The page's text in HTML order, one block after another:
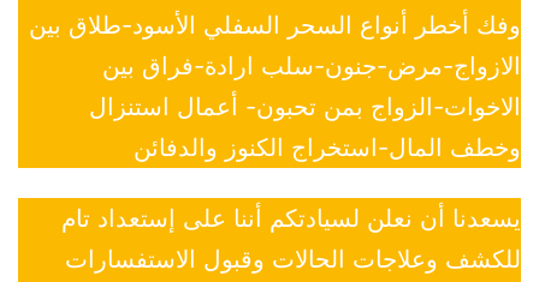
وفك أخطر أنواع السحر السفلي الأسود-طلاق بين
الازواج-مرض-جنون-سلب ارادة-فراق بين
الاخوات-الزواج بمن تحبون- أعمال استنزال
وخطف المال-استخراج الكنوز والدفائن
يسعدنا أن نعلن لسيادتكم أننا على إستعداد تام
للكشف وعلاجات الحالات وقبول الاستفسارات